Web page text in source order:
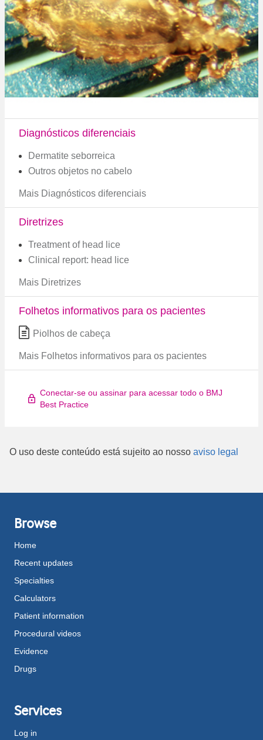
Diagnósticos diferenciais
Dermatite seborreica
Outros objetos no cabelo
Mais Diagnósticos diferenciais
Diretrizes
Treatment of head lice
Clinical report: head lice
Mais Diretrizes
Folhetos informativos para os pacientes
Piolhos de cabeça
Mais Folhetos informativos para os pacientes
Conectar-se ou assinar para acessar todo o BMJ
Best Practice
O uso deste conteúdo está sujeito ao nosso aviso legal
Browse
Home
Recent updates
Specialties
Calculators
Patient information
Procedural videos
Evidence
Drugs
Services
Log in